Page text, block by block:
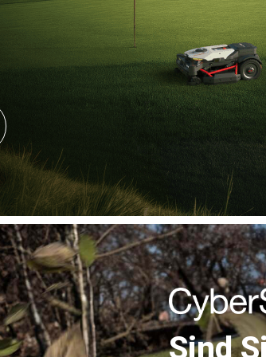
Sind